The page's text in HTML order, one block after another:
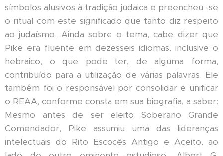
símbolos alusivos à tradição judaica e preencheu -se
o ritual com este significado que tanto diz respeito
ao judaísmo. Ainda sobre o tema, cabe dizer que
Pike era fluente em dezesseis idiomas, inclusive o
hebraico, o que pode ter, de alguma forma,
contribuído para a utilização de várias palavras. Ele
também foi o responsável por consolidar e unificar
o REAA, conforme consta em sua biografia, a saber:
Mesmo antes de ser eleito Soberano Grande
Comendador, Pike assumiu uma das lideranças
intelectuais do Rito Escocês Antigo e Aceito, ao